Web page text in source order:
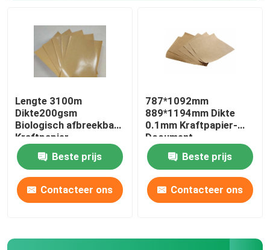
Lengte 3100m
Dikte200gsm
Biologisch afbreekbaar
Kraftpapier
Verpakkend Document
Broodje Beste prijs
Contacteer ons
787*1092mm
889*1194mm Dikte
0.1mm Kraftpapier-
Document
Vloerbescherming
Beste prijs
Contacteer ons